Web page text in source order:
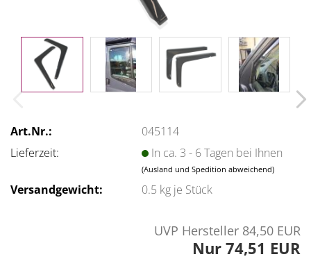
Art.Nr.:
045114
Lieferzeit:
In ca. 3 - 6 Tagen bei Ihnen
(Ausland und Spedition abweichend)
Versandgewicht: 0.5 kg je Stück
UVP Hersteller 84,50 EUR
Nur 74,51 EUR